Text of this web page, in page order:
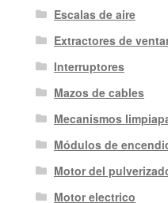
Escalas de aire
Extractores de
Interruptores
Mazos de cables
Mecanismos
Módulos de
Motor del
Motor electrico